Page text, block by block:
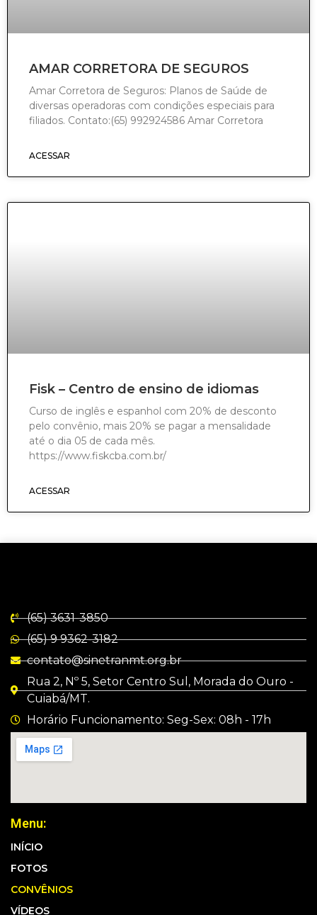
AMAR CORRETORA DE SEGUROS
Amar Corretora de Seguros: Planos de Saúde de
diversas operadoras com condições especiais para
filiados. Contato:(65) 992924586 Amar Corretora
ACESSAR
Fisk – Centro de ensino de idiomas
Curso de inglês e espanhol com 20% de desconto
pelo convênio, mais 20% se pagar a mensalidade
até o dia 05 de cada mês.
https://www.fiskcba.com.br/
ACESSAR
(65) 3631-3850
(65) 9 9362-3182
contato@sinetranmt.org.br
Rua 2, Nº 5, Setor Centro Sul, Morada do Ouro -
Cuiabá/MT.
Horário Funcionamento: Seg-Sex: 08h - 17h
Menu:
INÍCIO
FOTOS
CONVÊNIOS
VÍDEOS